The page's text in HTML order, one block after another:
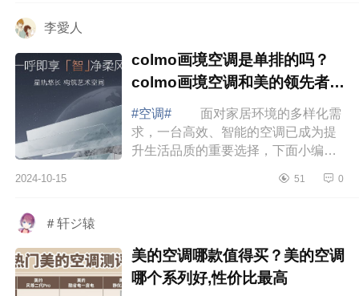
李愛人
colmo画境空调是单排的吗？
colmo画境空调和美的领先者哪
个好
#空调#
面对家居环境的多样化需
求，一台高效、智能的空调已成为提
升生活品质的重要选择，下面小编为
吗？colmo画境空调和美的领先者哪
2024-10-15 51 0
＃轩ジ辕
美的空调哪款值得买？美的空调
哪个系列好,性价比最高